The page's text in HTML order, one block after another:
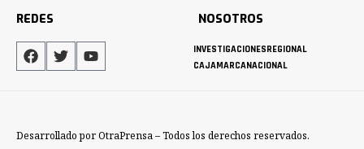
REDES NOSOTROS
INVESTIGACIONESREGIONAL
CAJAMARCANACIONAL
Desarrollado por OtraPrensa – Todos los derechos reservados.